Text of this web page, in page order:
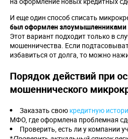
И еще один способ списать
был оформлен
Этот вариант подходит только в
мошенничества. Если
избавиться от долга, то можно
Порядок действий при
мошеннического
Заказать свою кредитную
МФО, где оформлена проблемная
Проверить, есть ли у компании